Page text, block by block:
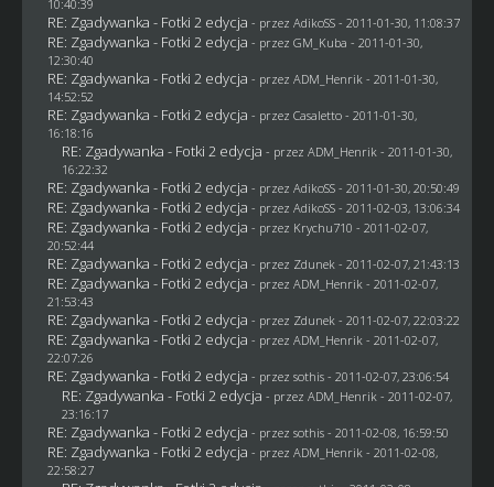
10:40:39
RE: Zgadywanka - Fotki 2 edycja - przez AdikoSS - 2011-01-30, 11:08:37
RE: Zgadywanka - Fotki 2 edycja - przez GM_Kuba - 2011-01-30,
12:30:40
RE: Zgadywanka - Fotki 2 edycja - przez ADM_Henrik - 2011-01-30,
14:52:52
RE: Zgadywanka - Fotki 2 edycja - przez Casaletto- 2011-01-30,
16:18:16
RE: Zgadywanka - Fotki 2 edycja - przez ADM_Henrik - 2011-01-30,
16:22:32
RE: Zgadywanka - Fotki 2 edycja - przez AdikoSS - 2011-01-30, 20:50:49
RE: Zgadywanka - Fotki 2 edycja - przez AdikoSS - 2011-02-03, 13:06:34
RE: Zgadywanka - Fotki 2 edycja - przez Krychu710 - 2011-02-07,
20:52:44
RE: Zgadywanka - Fotki 2 edycja - przez Zdunek - 2011-02-07, 21:43:13
RE: Zgadywanka - Fotki 2 edycja - przez ADM_Henrik - 2011-02-07,
21:53:43
RE: Zgadywanka - Fotki 2 edycja - przez Zdunek - 2011-02-07, 22:03:22
RE: Zgadywanka - Fotki 2 edycja - przez ADM_Henrik - 2011-02-07,
22:07:26
RE: Zgadywanka - Fotki 2 edycja - przez sothis- 2011-02-07, 23:06:54
RE: Zgadywanka - Fotki 2 edycja - przez ADM_Henrik - 2011-02-07,
23:16:17
RE: Zgadywanka - Fotki 2 edycja - przez sothis- 2011-02-08, 16:59:50
RE: Zgadywanka - Fotki 2 edycja - przez ADM_Henrik - 2011-02-08,
22:58:27